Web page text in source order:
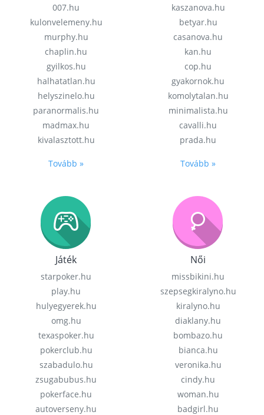
007.hu
kulonvelemeny.hu
murphy.hu
chaplin.hu
gyilkos.hu
halhatatlan.hu
helyszinelo.hu
paranormalis.hu
madmax.hu
kivalasztott.hu
Tovább »
kaszanova.hu
betyar.hu
casanova.hu
kan.hu
cop.hu
gyakornok.hu
komolytalan.hu
minimalista.hu
cavalli.hu
prada.hu
Tovább »
Játék
starpoker.hu
play.hu
hulyegyerek.hu
omg.hu
texaspoker.hu
pokerclub.hu
szabadulo.hu
zsugabubus.hu
pokerface.hu
autoverseny.hu
Női
missbikini.hu
szepsegkiralyno.hu
kiralyno.hu
diaklany.hu
bombazo.hu
bianca.hu
veronika.hu
cindy.hu
woman.hu
badgirl.hu